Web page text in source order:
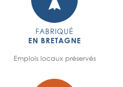
FABRIQUÉ
EN BRETAGNE
Emplois locaux préservés